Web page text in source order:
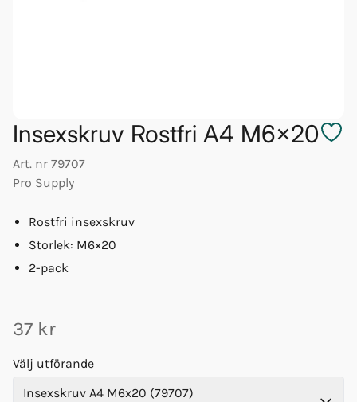
Insexskruv Rostfri A4 M6x20
Art. nr 79707
Pro Supply
Rostfri insexskruv
Storlek: M6×20
2-pack
37 kr
Välj utförande
Insexskruv A4 M6x20 (79707)